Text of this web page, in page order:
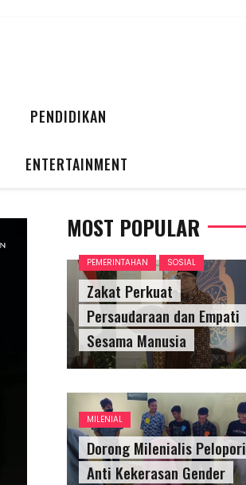
PENDIDIKAN
ENTERTAINMENT
MOST POPULAR
PEMERINTAHAN SOSIAL
Zakat Perkuat
Persaudaraan dan Empati
Sesama Manusia
MILENIAL
Dorong Milenialis Pelopori
Anti Kekerasan Gender